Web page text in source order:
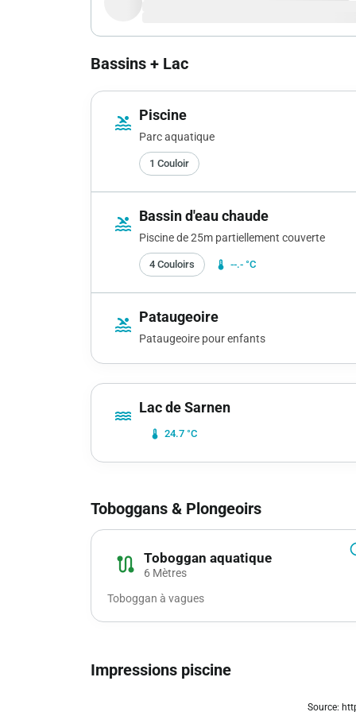
Bassins + Lac
pool Piscine
Parc aquatique
1 Couloir
pool Bassin d'eau chaude
Piscine de 25m partiellement couverte
4 Couloirs device_thermostat --.- °C
pool Pataugeoire
Pataugeoire pour enfants
water Lac de Sarnen
device_thermostat 24.7 °C
Toboggans & Plongeoirs
route Toboggan aquatique
6 Mètres
Toboggan à vagues
Impressions piscine
Source: